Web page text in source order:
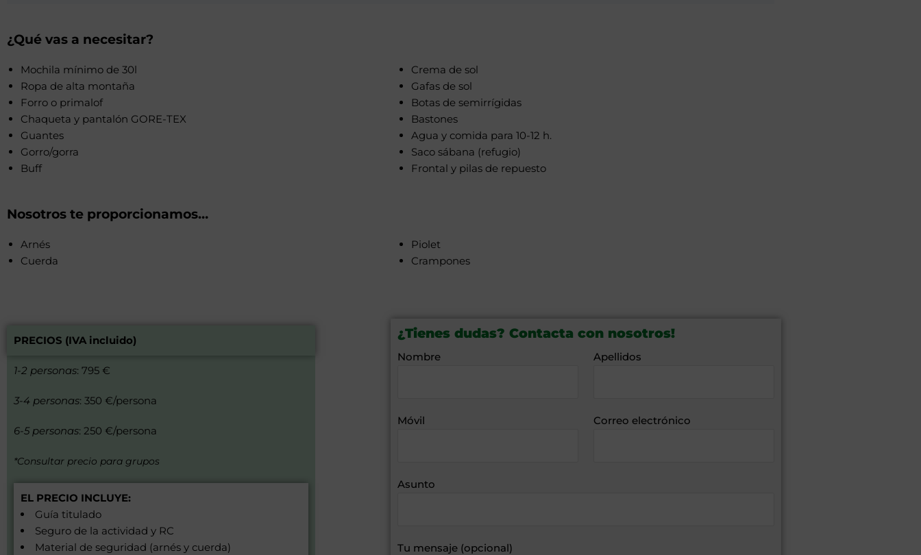
¿Qué vas a necesitar?
Mochila mínimo de 30l
Ropa de alta montaña
Forro o primalof
Chaqueta y pantalón GORE-TEX
Guantes
Gorro/gorra
Buff
Crema de sol
Gafas de sol
Botas de semirrígidas
Bastones
Agua y comida para 10-12 h.
Saco sábana (refugio)
Frontal y pilas de repuesto
Nosotros te proporcionamos…
Arnés
Cuerda
Piolet
Crampones
PRECIOS (IVA incluido)
1-2 personas: 795 €
3-4 personas: 350 €/persona
6-5 personas: 250 €/persona
*Consultar precio para grupos
EL PRECIO INCLUYE:
Guía titulado
Seguro de la actividad y RC
Material de seguridad (arnés y cuerda)
¿Tienes dudas? Contacta con nosotros!
Nombre Apellidos
Móvil Correo electrónico
Asunto
Tu mensaje (opcional)